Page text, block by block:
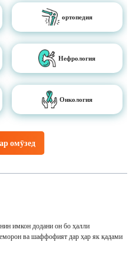
омӯзед
ортопедия
Нефрология
Онкология
имкон додани он бо ҳалли
ва шаффофият дар ҳар як қадами